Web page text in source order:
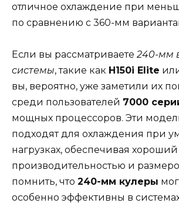
отличное охлаждение при
по сравнению с 360-мм
Если вы рассматриваете240-мм
системы, такие как H150i Elite
вы, вероятно, уже заметили их
среди пользователей 7000
мощных процессоров. Эти
подходят для охлаждения при
нагрузках, обеспечивая
производительностью и
помнить, что 240-мм кулеры
особенно эффективны в